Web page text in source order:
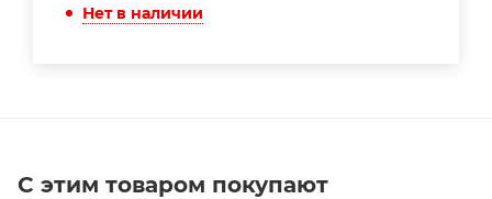
Нет в наличии
С этим товаром покупают